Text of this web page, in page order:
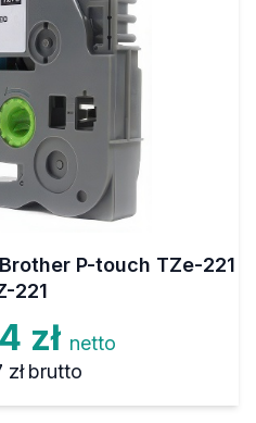
P-touch TZe-221
221
zł netto
zł brutto